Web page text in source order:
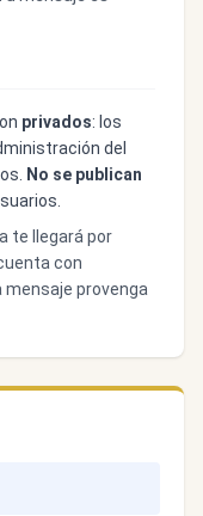
privados: los
del
No se publican
te llegará por
con
mensaje provenga